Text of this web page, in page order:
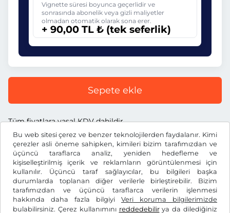
Bu web sitesi çerez ve benzer teknolojilerden faydalanır. Kimi
çerezler asli öneme sahipken, kimileri bizim tarafımızdan ve
üçüncü taraflarca analiz, yeniden hedefleme ve
kişiselleştirilmiş içerik ve reklamların görüntülenmesi için
kullanılır. Üçüncü taraf sağlayıcılar, bu bilgileri başka
durumlarda toplanan diğer verilerle birleştirebilir. Bizim
tarafımızdan ve üçüncü taraflarca verilerin işlenmesi
hakkında daha fazla bilgiyi Veri koruma bilgilerimizde
bulabilirsiniz. Çerez kullanımını reddedebilirya da dilediğiniz
Vignette süresi boyunca geçerlidir ve
sonrasında abonelik veya gizli maliyetler
olmadan otomatik olarak sona erer.
+ 90,00 TL ₺ (tek seferlik)
Sepete ekle
Tüm fiyatlara yasal KDV dahildir.
TL ₺TRY
Facebook Instagram